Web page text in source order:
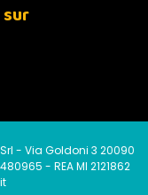
- Via Goldoni 3 20090
- REA MI 2121862